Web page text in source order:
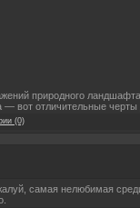
природного
вот отличительные черты
(0)
самая нелюбимая